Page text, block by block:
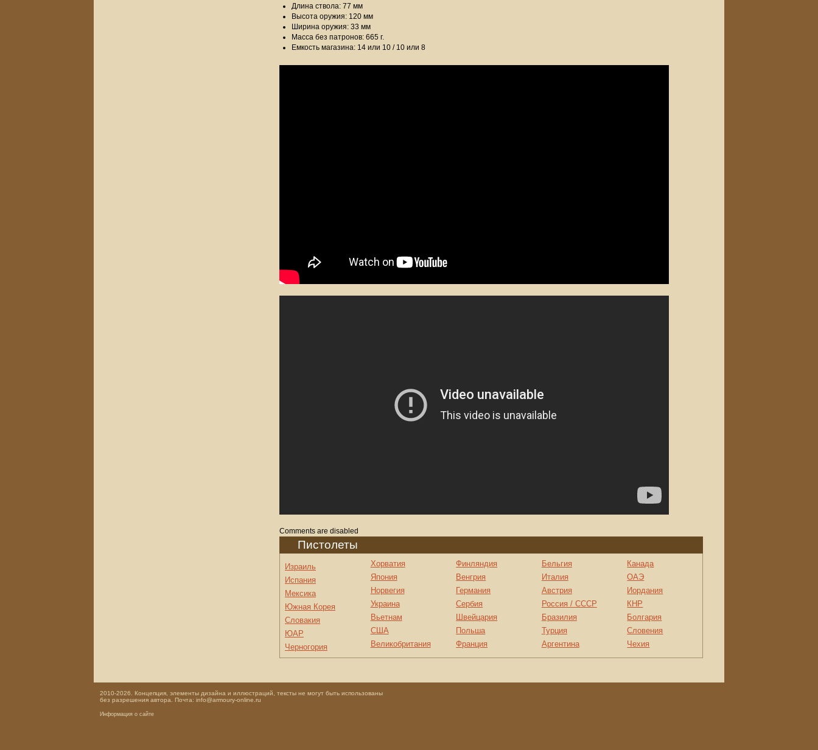
Длина ствола: 77 мм
Высота оружия: 120 мм
Ширина оружия: 33 мм
Масса без патронов: 665 г.
Емкость магазина: 14 или 10 / 10 или 8
Comments are disabled
Пистолеты
Израиль
Испания
Мексика
Южная Корея
Словакия
ЮАР
Черногория
Хорватия
Япония
Норвегия
Украина
Вьетнам
США
Великобритания
Финляндия
Венгрия
Германия
Сербия
Швейцария
Польша
Франция
Бельгия
Италия
Австрия
Россия / СССР
Бразилия
Турция
Аргентина
Канада
ОАЭ
Иордания
КНР
Болгария
Словения
Чехия
2010-2026. Концепция, элементы дизайна и иллюстраций, тексты не могут быть использованы
без разрешения автора. Почта: info@armoury-online.ru
Информация о сайте